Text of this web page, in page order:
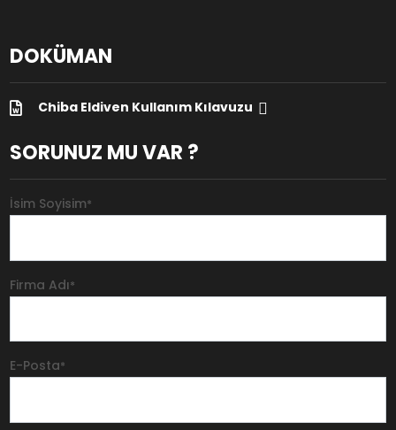
DOKÜMAN
Chiba Eldiven Kullanım Kılavuzu
SORUNUZ MU VAR ?
İsim Soyisim*
Firma Adı*
E-Posta*